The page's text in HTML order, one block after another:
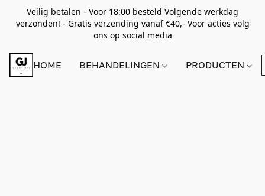
Veilig betalen - Voor 18:00 besteld Volgende werkdag
verzonden! - Gratis verzending vanaf €40,- Voor acties volg
ons op social media
HOME BEHANDELINGEN PRODUCTEN